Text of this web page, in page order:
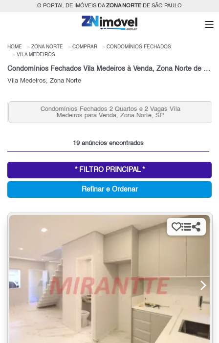
O PORTAL DE IMÓVEIS DAZONA NORTEDE SÃO PAULO
HOME ZONA NORTE COMPRAR
CONDOMÍNIOS FECHADOS
VILA MEDEIROS
Condomínios Fechados Vila Medeiros à Venda, Zona Norte de São Paulo, SP
Vila Medeiros, Zona Norte
Condomínios Fechados 2 Quartos e 2 Vagas Vila
Medeiros para Venda, Zona Norte, SP
19 anúncios encontrados
* FILTRO PRINCIPAL *
Refinar e Ordenar